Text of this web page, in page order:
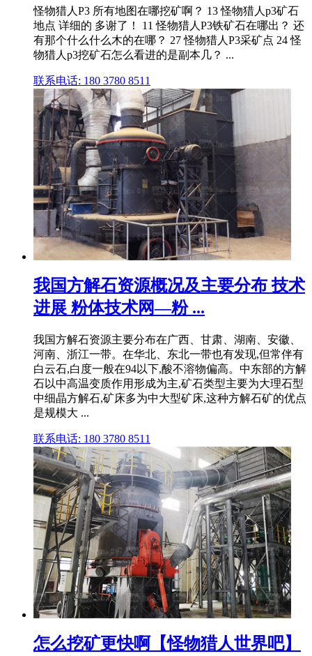
怪物猎人P3 所有地图在哪挖矿啊？ 13 怪物猎人p3矿石
地点 详细的 多谢了！ 11 怪物猎人P3铁矿石在哪出？ 还
有那个什么什么木的在哪？ 27 怪物猎人P3采矿点 24 怪
物猎人p3挖矿石怎么看进的是副本几？ ...
联系电话: 180 3780 8511
我国方解石资源概况及主要分布 技术
进展 粉体技术网—粉 ...
我国方解石资源主要分布在广西、甘肃、湖南、安徽、
河南、浙江一带。在华北、东北一带也有发现,但常伴有
白云石,白度一般在94以下,酸不溶物偏高。中东部的方解
石以中高温变质作用形成为主,矿石类型主要为大理石型
中细晶方解石,矿床多为中大型矿床,这种方解石矿的优点
是规模大 ...
联系电话: 180 3780 8511
怎么挖矿更快啊【怪物猎人世界吧】